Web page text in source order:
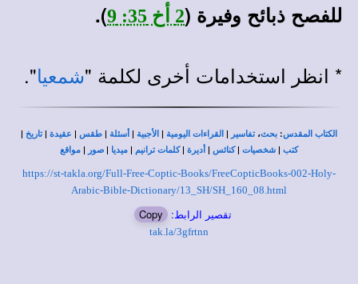
للفصح ذبائح وفيرة (2 أخ 35: 9 ).
* انظر استخدامات أخرى لكلمة "شمعيا".
الكتاب المقدس: بحث،تفاسير | القراءات اليومية | الأجبية | أسئلة | طقس | عقيدة |تاريخ |
كتب | شخصيات |كنائس | أديرة |كلمات ترانيم | ميديا | صور | مواقع
https://st-takla.org/Full-Free-Coptic-Books/FreeCopticBooks-002-Holy-
Arabic-Bible-Dictionary/13_SH/SH_160_08.html
تقصير الرابط: Copy
tak.la/3gfrtnn